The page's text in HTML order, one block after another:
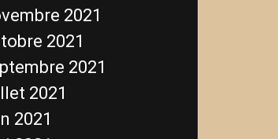
2021
2021
2021
2021
2021